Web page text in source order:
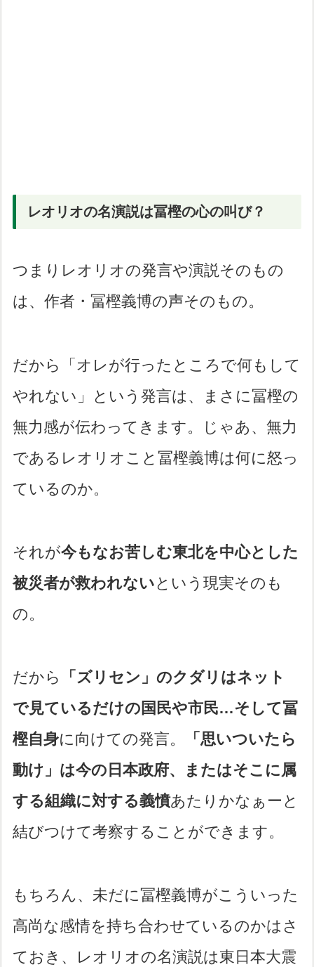
レオリオの名演説は冨樫の心の叫び？
つまりレオリオの発言や演説そのもの
は、作者・冨樫義博の声そのもの。
だから「オレが行ったところで何もして
やれない」という発言は、まさに冨樫の
無力感が伝わってきます。じゃあ、無力
であるレオリオこと冨樫義博は何に怒っ
ているのか。
それが今もなお苦しむ東北を中心とした
被災者が救われないという現実そのも
の。
だから
「ズリセン」のクダリはネット
で見ているだけの国民や市民…そして冨
樫自身に向けての発言。
「思いついたら
動け」は今の日本政府、またはそこに属
する組織に対する義憤あたりかなぁーと
結びつけて考察することができます。
もちろん、未だに冨樫義博がこういった
高尚な感情を持ち合わせているのかはさ
ておき、レオリオの名演説は東日本大震